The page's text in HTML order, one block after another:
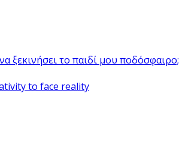
ξεκινήσει το παιδί μου ποδόσφαιρο;
to face reality